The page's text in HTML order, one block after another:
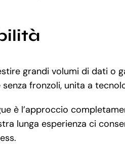
grandi volumi di dati
fronzoli, unita a
è l’approccio
lunga esperienza ci